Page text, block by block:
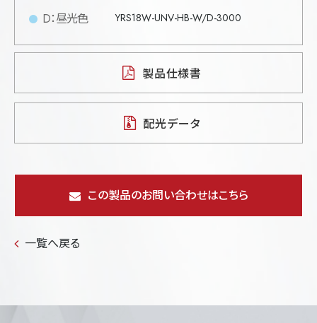
D：昼光色 YRS18W-UNV-HB-W/D-3000
製品仕様書
配光データ
この製品のお問い合わせはこちら
一覧へ戻る